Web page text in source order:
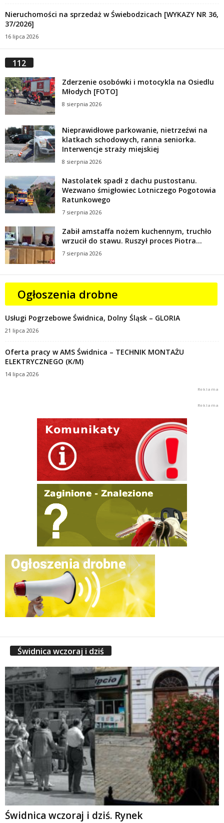
Nieruchomości na sprzedaż w Świebodzicach [WYKAZY NR 36,
37/2026]
16 lipca 2026
112
Zderzenie osobówki i motocykla na Osiedlu
Młodych [FOTO]
8 sierpnia 2026
Nieprawidłowe parkowanie, nietrzeźwi na
klatkach schodowych, ranna seniorka.
Interwencje straży miejskiej
8 sierpnia 2026
Nastolatek spadł z dachu pustostanu.
Wezwano śmigłowiec Lotniczego Pogotowia
Ratunkowego
7 sierpnia 2026
Zabił amstaffa nożem kuchennym, truchło
wrzucił do stawu. Ruszył proces Piotra...
7 sierpnia 2026
Ogłoszenia drobne
Usługi Pogrzebowe Świdnica, Dolny Śląsk – GLORIA
21 lipca 2026
Oferta pracy w AMS Świdnica – TECHNIK MONTAŻU
ELEKTRYCZNEGO (K/M)
14 lipca 2026
Świdnica wczoraj i dziś
Świdnica wczoraj i dziś. Rynek